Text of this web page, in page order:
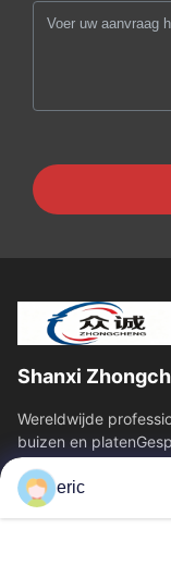
Shanxi
Wereldwijde
buizen en
platen, en biedt een...
Snelkoppelingen
eric